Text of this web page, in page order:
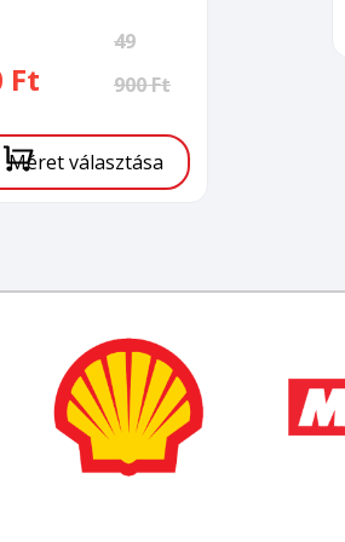
49
900Ft
Ft
Méret választása